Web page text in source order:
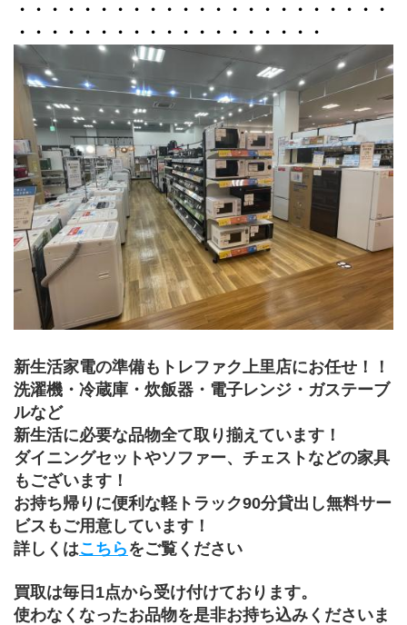
・・・・・・・・・・・・・・・・・・・・・・・
・・・・・・・・・・・・・・・・・・・
新生活家電の準備もトレファク上里店にお任せ！！
洗濯機・冷蔵庫・炊飯器・電子レンジ・ガステーブ
ルなど
新生活に必要な品物全て取り揃えています！
ダイニングセットやソファー、チェストなどの家具
もございます！
お持ち帰りに便利な軽トラック90分貸出し無料サー
ビスもご用意しています！
詳しくはこちら をご覧ください
買取は毎日1点から受け付けております。
使わなくなったお品物を是非お持ち込みくださいま